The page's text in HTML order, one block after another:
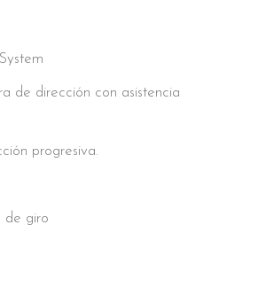
de dirección con asistencia
progresiva.
de giro